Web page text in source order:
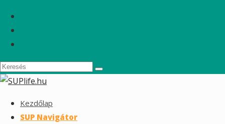
Kezdőlap
SUP Navigátor